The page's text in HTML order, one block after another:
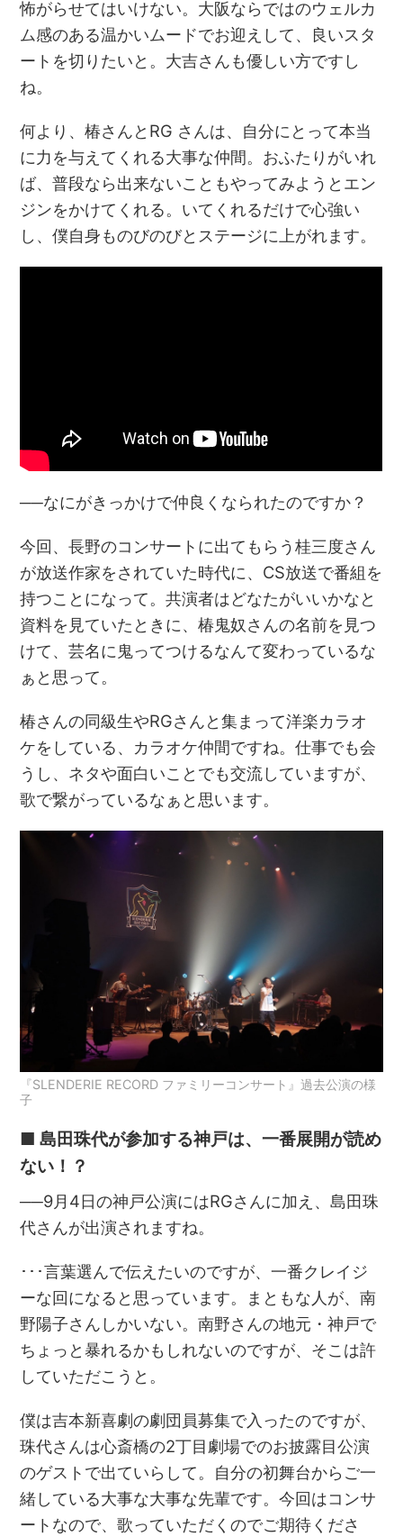
怖がらせてはいけない。大阪ならではのウェルカ
ム感のある温かいムードでお迎えして、良いスタ
ートを切りたいと。大吉さんも優しい方ですし
ね。
何より、椿さんとRG さんは、自分にとって本当
に力を与えてくれる大事な仲間。おふたりがいれ
ば、普段なら出来ないこともやってみようとエン
ジンをかけてくれる。いてくれるだけで心強い
し、僕自身ものびのびとステージに上がれます。
──なにがきっかけで仲良くなられたのですか？
今回、長野のコンサートに出てもらう桂三度さん
が放送作家をされていた時代に、CS放送で番組を
持つことになって。共演者はどなたがいいかなと
資料を見ていたときに、椿鬼奴さんの名前を見つ
けて、芸名に鬼ってつけるなんて変わっているな
ぁと思って。
椿さんの同級生やRGさんと集まって洋楽カラオ
ケをしている、カラオケ仲間ですね。仕事でも会
うし、ネタや面白いことでも交流していますが、
歌で繋がっているなぁと思います。
『SLENDERIE RECORD ファミリーコンサート』過去公演の様
子
■ 島田珠代が参加する神戸は、一番展開が読め
ない！？
──9月4日の神戸公演にはRGさんに加え、島田珠
代さんが出演されますね。
･･･言葉選んで伝えたいのですが、一番クレイジ
ーな回になると思っています。まともな人が、南
野陽子さんしかいない。南野さんの地元・神戸で
ちょっと暴れるかもしれないのですが、そこは許
していただこうと。
僕は吉本新喜劇の劇団員募集で入ったのですが、
珠代さんは心斎橋の2丁目劇場でのお披露目公演
のゲストで出ていらして。自分の初舞台からご一
緒している大事な大事な先輩です。今回はコンサ
ートなので、歌っていただくのでご期待くださ